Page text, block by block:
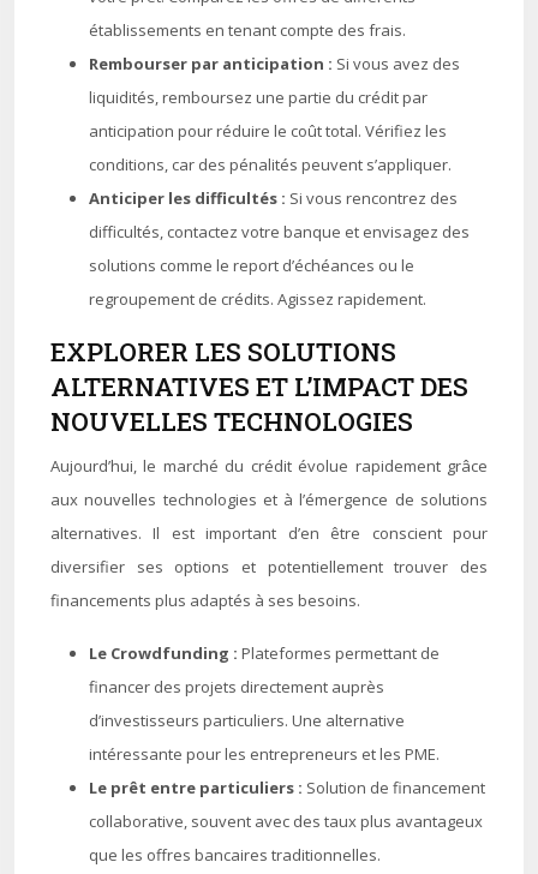
établissements en tenant compte des frais.
Rembourser par anticipation : Si vous avez des
liquidités, remboursez une partie du crédit par
anticipation pour réduire le coût total. Vérifiez les
conditions, car des pénalités peuvent s’appliquer.
Anticiper les difficultés : Si vous rencontrez des
difficultés, contactez votre banque et envisagez des
solutions comme le report d’échéances ou le
regroupement de crédits. Agissez rapidement.
EXPLORER LES SOLUTIONS
ALTERNATIVES ET L’IMPACT DES
NOUVELLES TECHNOLOGIES
Aujourd’hui, le marché du crédit évolue rapidement grâce
aux nouvelles technologies et à l’émergence de solutions
alternatives. Il est important d’en être conscient pour
diversifier ses options et potentiellement trouver des
financements plus adaptés à ses besoins.
Le Crowdfunding : Plateformes permettant de
financer des projets directement auprès
d’investisseurs particuliers. Une alternative
intéressante pour les entrepreneurs et les PME.
Le prêt entre particuliers : Solution de financement
collaborative, souvent avec des taux plus avantageux
que les offres bancaires traditionnelles.